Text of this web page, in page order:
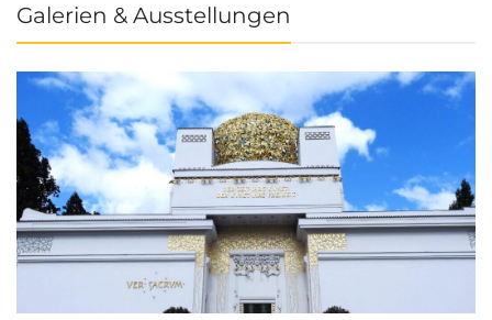
Galerien & Ausstellungen